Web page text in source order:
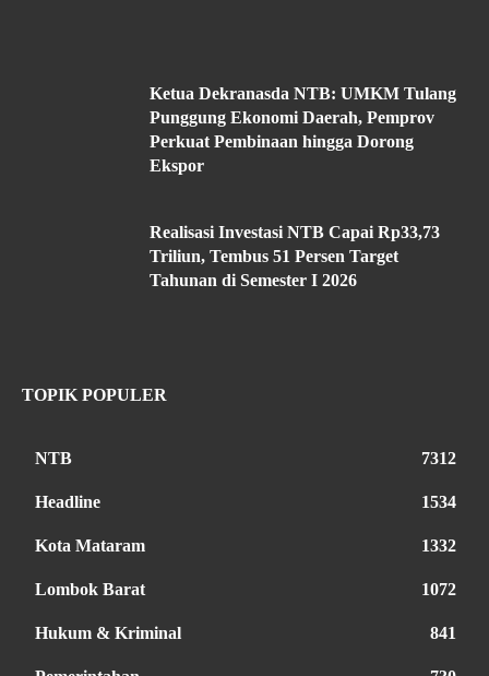
Ketua Dekranasda NTB: UMKM Tulang
Punggung Ekonomi Daerah, Pemprov
Perkuat Pembinaan hingga Dorong
Ekspor
Realisasi Investasi NTB Capai Rp33,73
Triliun, Tembus 51 Persen Target
Tahunan di Semester I 2026
TOPIK POPULER
NTB 7312
Headline 1534
Kota Mataram 1332
Lombok Barat 1072
Hukum & Kriminal 841